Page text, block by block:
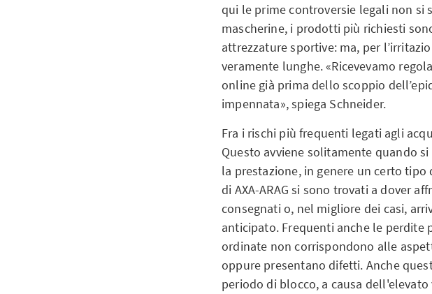
qui le prime controversie legali non
mascherine, i prodotti più richiesti
attrezzature sportive: ma, per
veramente lunghe. «Ricevevamo
online già prima dello scoppio
impennata», spiega Schneider.
Fra i rischi più frequenti legati agli
Questo avviene solitamente quando
la prestazione, in genere un certo
di AXA-ARAG si sono trovati a dover
consegnati o, nel migliore dei casi,
anticipato. Frequenti anche le perdite
ordinate non corrispondono alle
oppure presentano difetti. Anche
periodo di blocco, a causa